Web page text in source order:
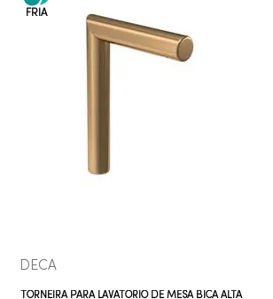
DECA
TORNEIRA PARA LAVATÓRIO DE MESA BICA ALTA